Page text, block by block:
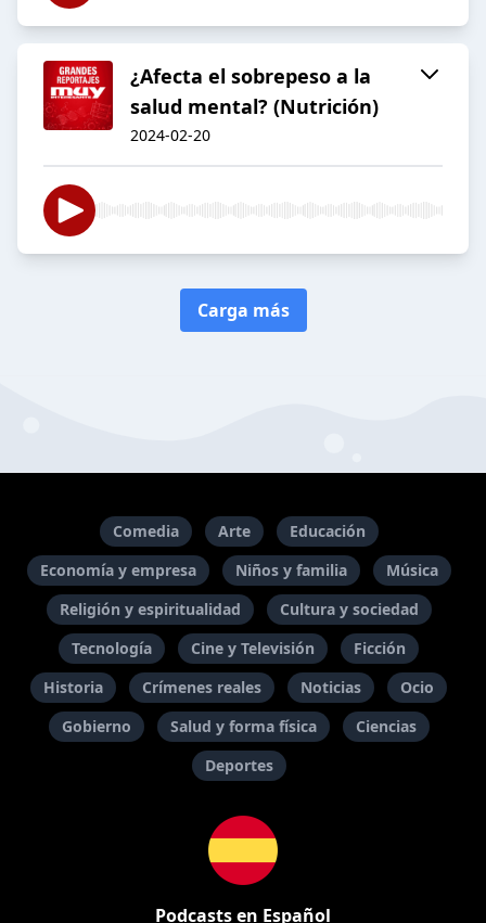
¿Afecta el sobrepeso a la
salud mental? (Nutrición)
2024-02-20
Carga más
Comedia Arte
Educación
Economía y empresa
Niños y familia
Música
Religión y espiritualidad
Cultura y sociedad
Tecnología
Cine y Televisión
Ficción
Historia
Crímenes reales Noticias
Ocio
Gobierno
Salud y forma física
Ciencias
Deportes
Podcasts en Español